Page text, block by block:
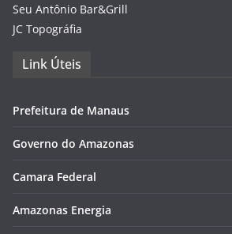
Seu Antônio Bar&Grill
JC Topográfia
Link Úteis
Prefeitura de Manaus
Governo do Amazonas
Camara Federal
Amazonas Energia